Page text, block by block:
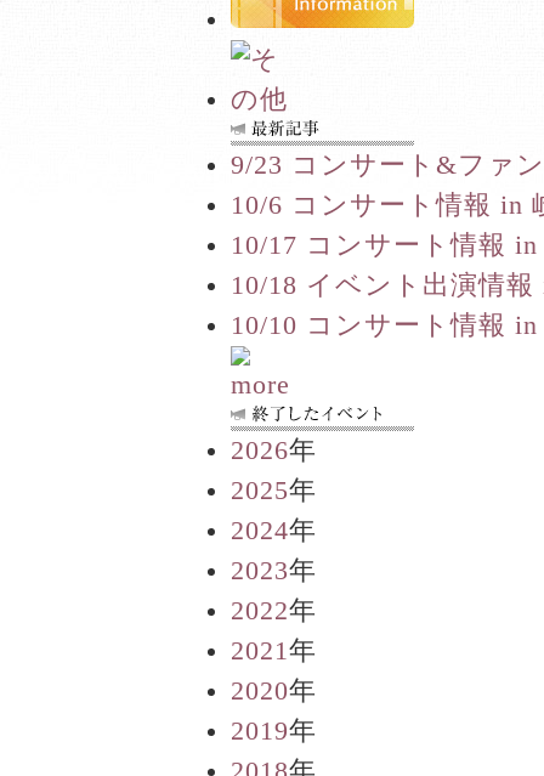
9/23 コンサート&ファ
10/6 コンサート情報 in
10/17 コンサート情報
10/18 イベント出演情報
10/10 コンサート情報
2026年
2025年
2024年
2023年
2022年
2021年
2020年
2019年